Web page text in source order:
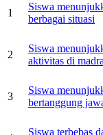
1
Siswa
berbagai situasi
2
Siswa
aktivitas di
3
Siswa
bertanggung
Siswa terbebas